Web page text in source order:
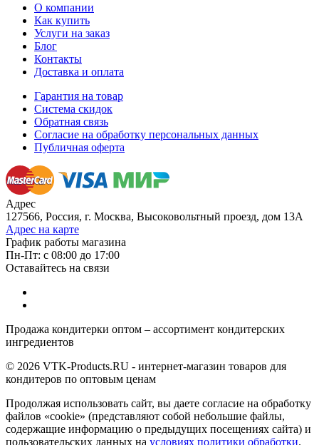
О компании
Как купить
Услуги на заказ
Блог
Контакты
Доставка и оплата
Гарантия на товар
Система скидок
Обратная связь
Согласие на обработку персональных данных
Публичная оферта
Адрес
127566, Россия, г. Москва, Высоковольтный проезд, дом 13А
Адрес на карте
График работы магазина
Пн-Пт: с 08:00 до 17:00
Оставайтесь на связи
Продажа кондитерки оптом – ассортимент кондитерских
ингредиентов
© 2026 VTK-Products.RU - интернет-магазин товаров для
кондитеров по оптовым ценам
Продолжая использовать сайт, вы даете согласие на обработку
файлов «cookie» (представляют собой небольшие файлы,
содержащие информацию о предыдущих посещениях сайта) и
пользовательских данных на условиях политики обработки.